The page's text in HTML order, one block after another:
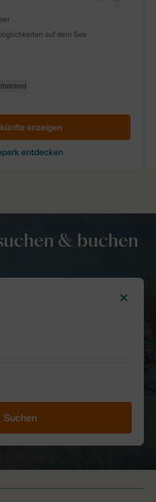
& buchen
Suchen